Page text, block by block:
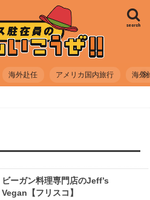
search
海外赴任 アメリカ国内旅行 海外
ビーガン料理専門店のJeff’s
Vegan【フリスコ】